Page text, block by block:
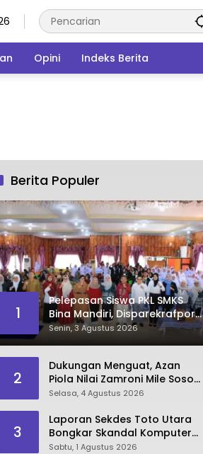
Opini Indeks Berita
Berita Populer
1
Pelepasan Siswa PKL SMKS
Bina Mandiri, Disparekrafpora
Dorong Lahirnya SDM
Pariwisata Unggul
Senin, 3 Agustus 2026
2
Dukungan Menguat, Azan
Piola Nilai Zamroni Mile Sosok
Tepat Teruskan
Selasa, 4 Agustus 2026
3
Laporan Sekdes Toto Utara
Bongkar Skandal Komputer
‘Siluman’ 2025
Sabtu, 1 Agustus 2026